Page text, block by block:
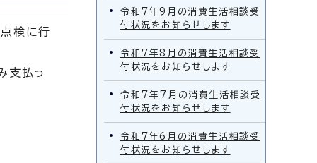
検に行
支払っ
令和7年9月の消費生活相談受
付状況をお知らせします
令和7年8月の消費生活相談受
付状況をお知らせします
令和7年7月の消費生活相談受
付状況をお知らせします
令和7年6月の消費生活相談受
付状況をお知らせします